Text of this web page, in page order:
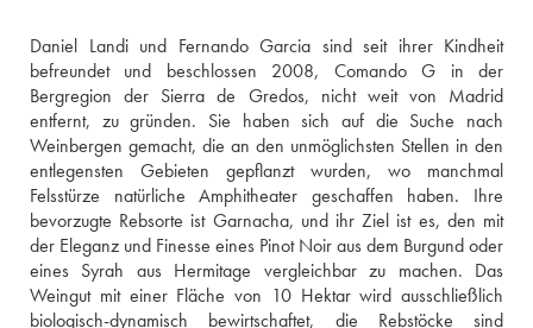
Daniel Landi und Fernando Garcia sind seit ihrer Kindheit
befreundet und beschlossen 2008, Comando G in der
Bergregion der Sierra de Gredos, nicht weit von Madrid
entfernt, zu gründen. Sie haben sich auf die Suche nach
Weinbergen gemacht, die an den unmöglichsten Stellen in den
entlegensten Gebieten gepflanzt wurden, wo manchmal
Felsstürze natürliche Amphitheater geschaffen haben. Ihre
bevorzugte Rebsorte ist Garnacha, und ihr Ziel ist es, den mit
der Eleganz und Finesse eines Pinot Noir aus dem Burgund oder
eines Syrah aus Hermitage vergleichbar zu machen. Das
Weingut mit einer Fläche von 10 Hektar wird ausschließlich
biologisch-dynamisch bewirtschaftet, die Rebstöcke sind